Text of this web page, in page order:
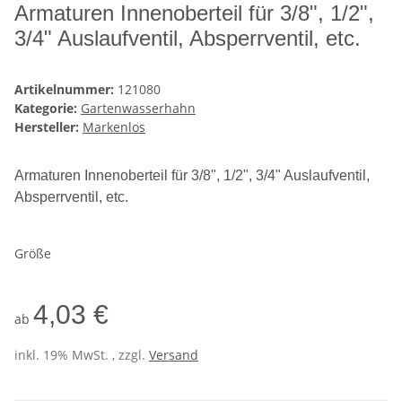
Armaturen Innenoberteil für 3/8", 1/2",
3/4" Auslaufventil, Absperrventil, etc.
Artikelnummer: 121080
Kategorie: Gartenwasserhahn
Hersteller: Markenlos
Armaturen Innenoberteil für 3/8", 1/2", 3/4" Auslaufventil,
Absperrventil, etc.
Größe
ab 4,03 €
inkl. 19% MwSt. , zzgl. Versand